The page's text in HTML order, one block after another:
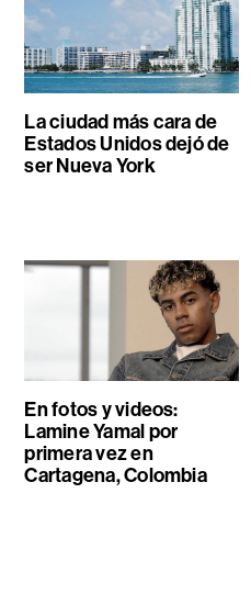
La ciudad más cara de
Estados Unidos dejó de
ser Nueva York
En fotos y videos:
Lamine Yamal por
primera vez en
Cartagena, Colombia